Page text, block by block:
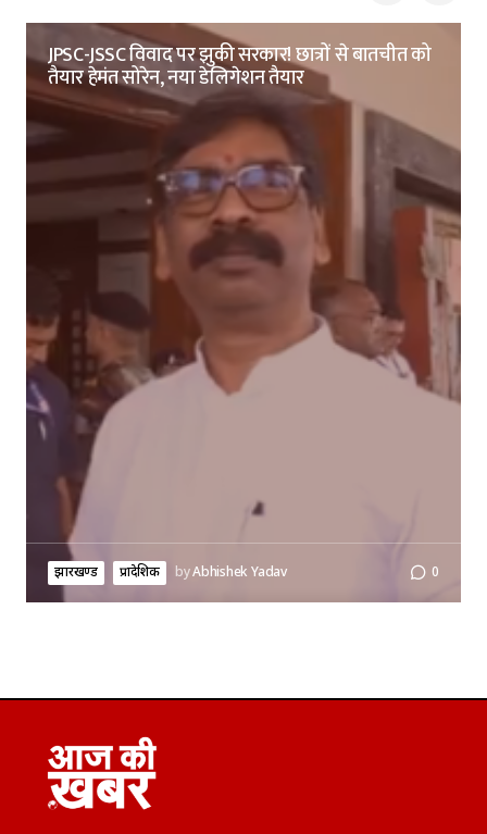
JPSC-JSSC विवाद पर झुकी सरकार! छात्रों से बातचीत को
तैयार हेमंत सोरेन, नया डेलिगेशन तैयार
झारखण्ड प्रादेशिक byAbhishek Yadav 0